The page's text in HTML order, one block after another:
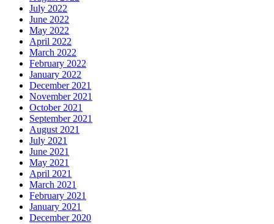
July 2022
June 2022
May 2022
April 2022
March 2022
February 2022
January 2022
December 2021
November 2021
October 2021
September 2021
August 2021
July 2021
June 2021
May 2021
April 2021
March 2021
February 2021
January 2021
December 2020